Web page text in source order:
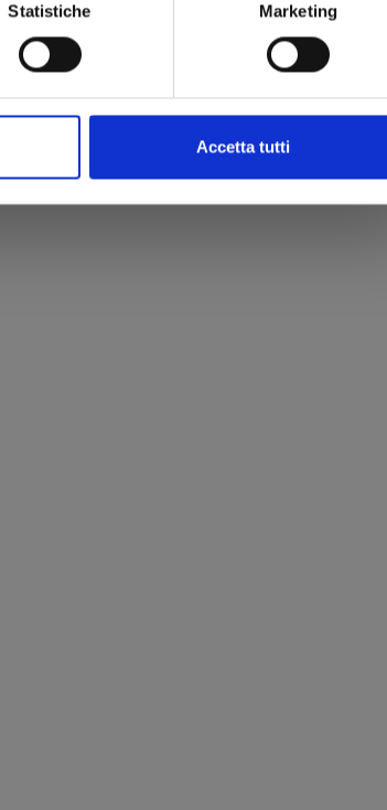
Statistiche Marketing
Accetta tutti